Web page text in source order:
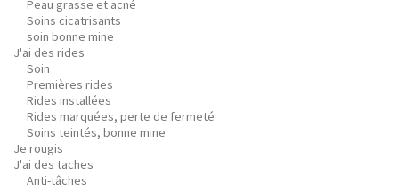
Peau grasse et acné
Soins cicatrisants
soin bonne mine
J'ai des rides
Soin
Premières rides
Rides installées
Rides marquées, perte de fermeté
Soins teintés, bonne mine
Je rougis
J'ai des taches
Anti-tâches